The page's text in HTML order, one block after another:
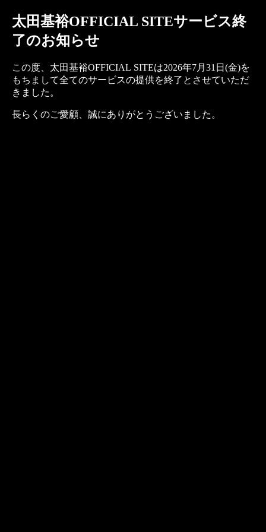
太田基裕OFFICIAL SITEサービス終
了のお知らせ
この度、太田基裕OFFICIAL SITEは2026年7月31日(金)を
もちまして全てのサービスの提供を終了とさせていただ
きました。
長らくのご愛顧、誠にありがとうございました。